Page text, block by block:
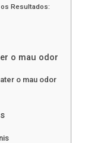
Resultados:
o mau odor
o mau odor